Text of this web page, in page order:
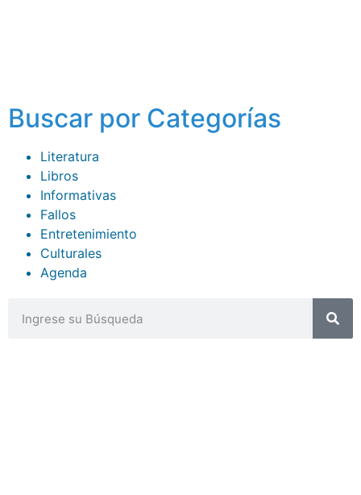
Buscar por Categorías
Literatura
Libros
Informativas
Fallos
Entretenimiento
Culturales
Agenda